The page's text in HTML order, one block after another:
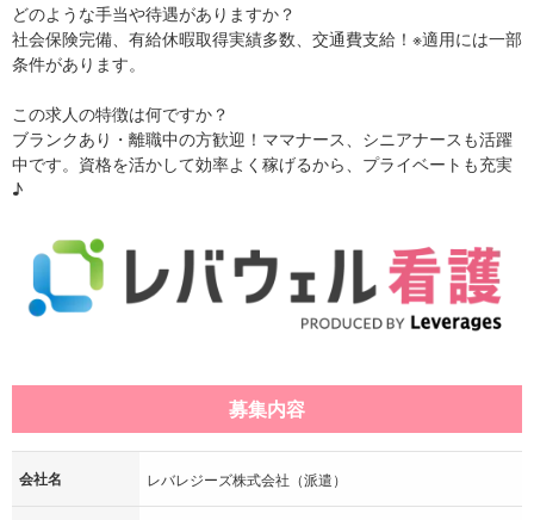
どのような手当や待遇がありますか？
社会保険完備、有給休暇取得実績多数、交通費支給！※適用には一部
条件があります。
この求人の特徴は何ですか？
ブランクあり・離職中の方歓迎！ママナース、シニアナースも活躍
中です。資格を活かして効率よく稼げるから、プライベートも充実
♪
募集内容
会社名 レバレジーズ株式会社（派遣）